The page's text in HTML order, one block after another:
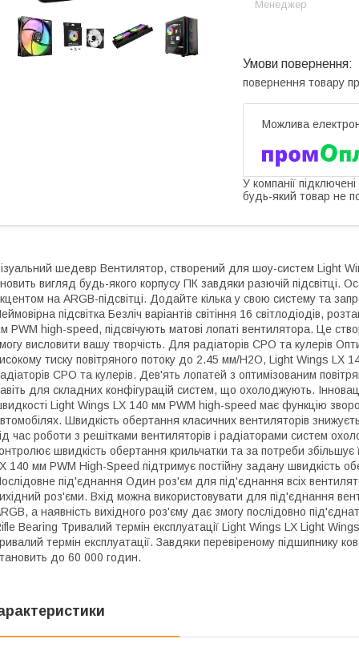
Менеджер
повернення товару
У компанії
будь-який товар не
шедевр Вентилятор, створений для шоу-систем Light
вигляд будь-якого корпусу ПК завдяки разючій підсвітці.
на ARGB-підсвітці. Додайте кілька у свою систему та
підсвітка Безліч варіантів світіння 16 світлодіодів,
PWM high-speed, підсвічують матові лопаті вентилятора. Це
висловити вашу творчість. Для радіаторів СРО та кулерів
тиску повітряного потоку до 2.45 мм/H2O, Light Wings
СРО та кулерів. Дев'ять лопатей з оптимізованим
для складних конфігурацій систем, що охолоджують.
Light Wings LX 140 мм PWM high-speed має функцію
Швидкість обертання класичних вентиляторів
час роботи з решітками вентиляторів і радіаторами систем
швидкість обертання крильчатки та за потреби
140 мм PWM High-Speed підтримує постійну задану швидкість
під'єднання Один роз'єм для під'єднання всіх
роз'єми. Вхід можна використовувати для під'єднання
а наявність вихідного роз'єму дає змогу послідовно
Bearing Тривалий термін експлуатації Light Wings LX Light
термін експлуатації. Завдяки перевіреному підшипнику
до 60 000 годин.